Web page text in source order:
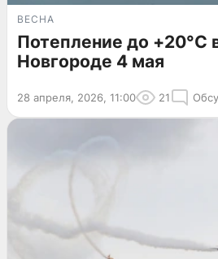
ВЕСНА
Потепление до +20°C
Новгороде 4 мая
28 апреля, 2026, 11:00 21